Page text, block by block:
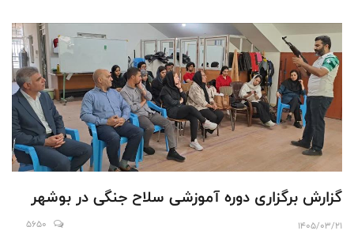
گزارش برگزاری دوره آموزشی سلاح جنگی در بوشهر
1405/03/21
5650